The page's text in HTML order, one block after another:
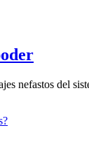
nefastos del